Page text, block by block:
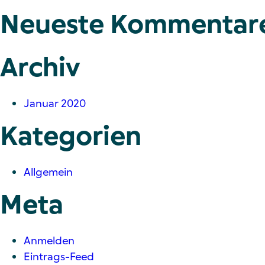
Neueste
Archiv
Januar 2020
Kategorien
Allgemein
Meta
Anmelden
Eintrags-Feed